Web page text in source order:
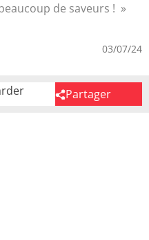
de saveurs !
03/07/24
Partager